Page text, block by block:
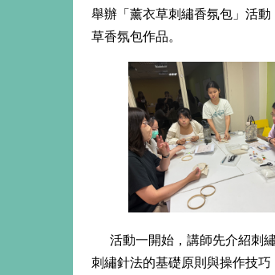
舉辦「薰衣草刺繡香氛包」活
草香氛包作品。
活動一開始，講師先介紹刺
刺繡針法的基礎原則與操作技